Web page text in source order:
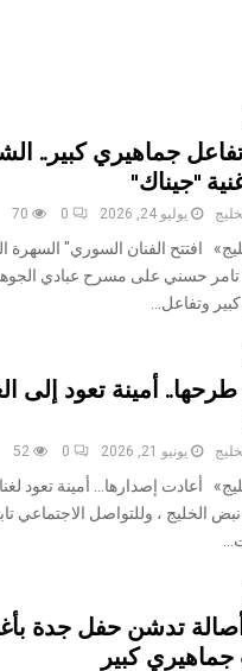
جماهيري كبير..
"جيناك"
يوليو 24, 2026 0
70
افتتح الفنان السوري" السهرة
حسني على مسرح عبادي
وتفاعل...
أمينة تعود إلى
يونيو 21, 2026 0
52
أعادت إصدارها… أمينة تعود
نبض الخليج ، وللتواصل الاجتماعي
تدشن حفل جدة
كبير